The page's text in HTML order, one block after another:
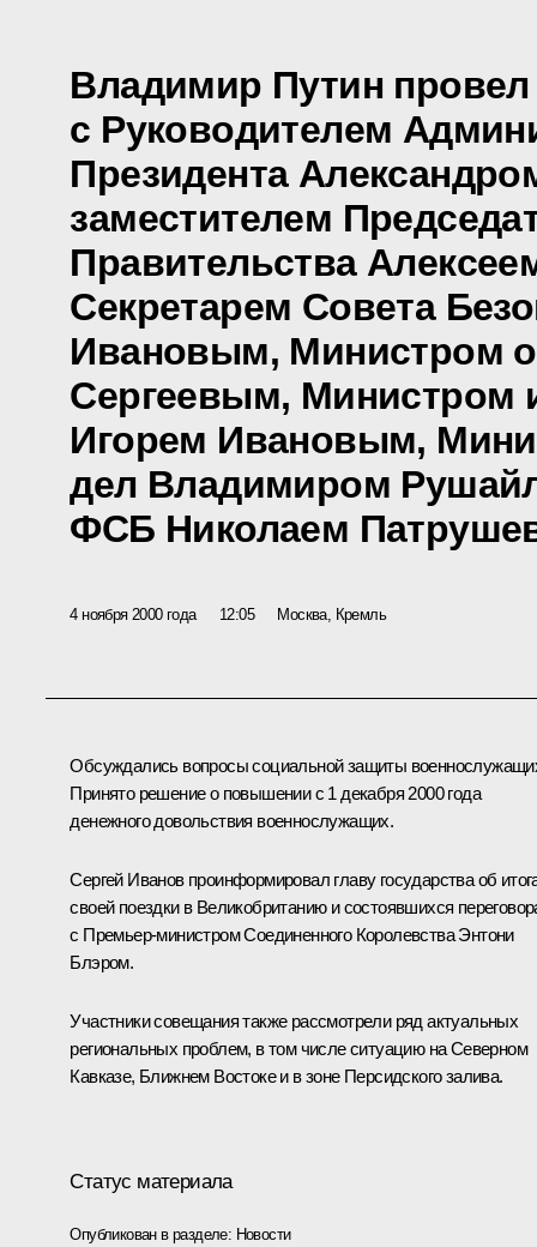
Владимир Путин
с Руководителем
Президента
заместителем
Правительства
Секретарем Совета
Ивановым, Министром
Сергеевым, Министром
Игорем Ивановым,
дел Владимиром
ФСБ Николаем
4 ноября 2000 года 12:05 Москва, Кремль
Обсуждались вопросы социальной защиты
Принято решение о повышении с 1 декабря 2000 года
денежного довольствия военнослужащих.
Сергей Иванов проинформировал главу государства об
своей поездки в Великобританию и состоявшихся
с Премьер-министром Соединенного Королевства Энтони
Блэром.
Участники совещания также рассмотрели ряд актуальных
региональных проблем, в том числе ситуацию на Северном
Кавказе, Ближнем Востоке и в зоне Персидского залива.
Статус материала
Опубликован в разделе: Новости